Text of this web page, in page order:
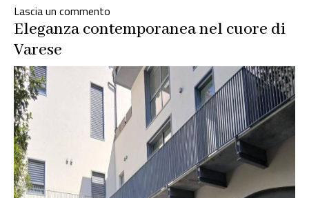
RISTRUTTURATA
IN
CLASSE
Lascia un commento
Stupenda
in
Classe
A4
Eleganza contemporanea nel cuore di
Varese